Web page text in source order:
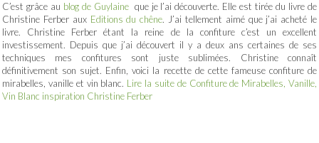
C’est grâce au blog de Guylaineque je l’ai découverte. Elle est tirée du livre de
Christine Ferber aux Editions du chêne. J’ai tellement aimé que j’ai acheté le
livre. Christine Ferber étant la reine de la confiture c’est un excellent
investissement. Depuis que j’ai découvert il y a deux ans certaines de ses
techniques mes confitures sont juste sublimées. Christine connaît
définitivement son sujet. Enfin, voici la recette de cette fameuse confiture de
mirabelles, vanille et vin blanc. Lire la suite de Confiture de Mirabelles, Vanille,
Vin Blanc inspiration Christine Ferber